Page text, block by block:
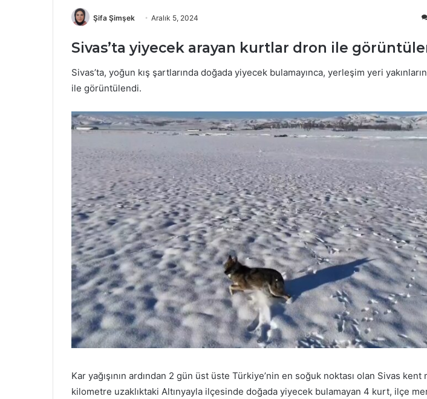
Şifa Şimşek Aralık 5, 2024
Sivas’ta yiyecek arayan kurtlar dron ile
Sivas’ta, yoğun kış şartlarında doğada yiyecek bulamayınca, yerleşim yeri
ile görüntülendi.
Kar yağışının ardından 2 gün üst üste Türkiye’nin en soğuk noktası olan Sivas
kilometre uzaklıktaki Altınyayla ilçesinde doğada yiyecek bulamayan 4 kurt, ilçe